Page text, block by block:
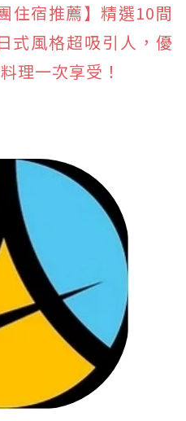
住宿推薦】精選10間
式風格超吸引人，優
理一次享受！